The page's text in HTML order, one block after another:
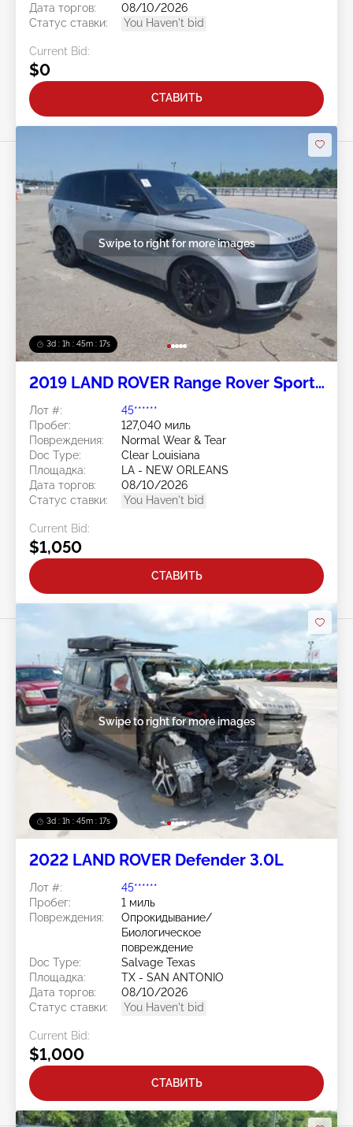
Дата торгов:
08/10/2026
Статус ставки:
You Haven't bid
Current Bid:
$0
СТАВИТЬ
3d : 1h : 45m : 14s
Swipe to right for more images
2019 LAND ROVER Range Rover Sport
Лот #:
45******
Пробег:
127,040 миль
Повреждения:
Normal Wear & Tear
Doc Type:
Clear Louisiana
Площадка:
LA - NEW ORLEANS
Дата торгов:
08/10/2026
Статус ставки:
You Haven't bid
Current Bid:
$1,050
СТАВИТЬ
3d : 1h : 45m : 14s
Swipe to right for more images
2022 LAND ROVER Defender 3.0L
Лот #:
45******
Пробег:
1 миль
Повреждения:
Опрокидывание/
Биологическое
повреждение
Doc Type:
Salvage Texas
Площадка:
TX - SAN ANTONIO
Дата торгов:
08/10/2026
Статус ставки:
You Haven't bid
Current Bid:
$1,000
СТАВИТЬ